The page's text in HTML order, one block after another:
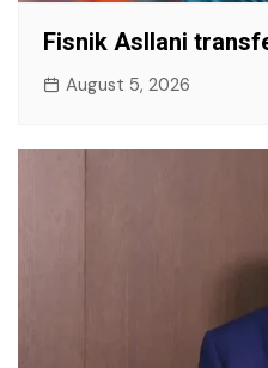
Fisnik Asllani
August 5, 2026